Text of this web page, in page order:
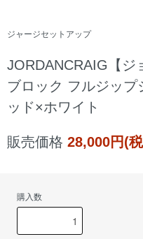
ジャージセットアップ
JORDANCRAIG【ジ
ブロック フルジップ
ッド×ホワイト
販売価格 28,000円(
購入数